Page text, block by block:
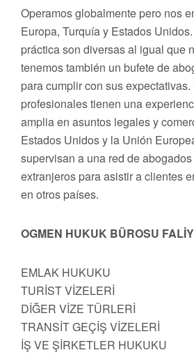
Operamos globalmente pero nos
Europa, Turquía y Estados
práctica son diversas al igual que
tenemos también un bufete de
para cumplir con sus
profesionales tienen una
amplia en asuntos legales y
Estados Unidos y la Unión
supervisan a una red de
extranjeros para asistir a clientes
en otros países.
OGMEN HUKUK BÜROSU
EMLAK HUKUKU
TURİST VİZELERİ
DİĞER VİZE TÜRLERİ
TRANSİT GEÇİŞ VİZELERİ
İŞ VE ŞİRKETLER HUKUKU